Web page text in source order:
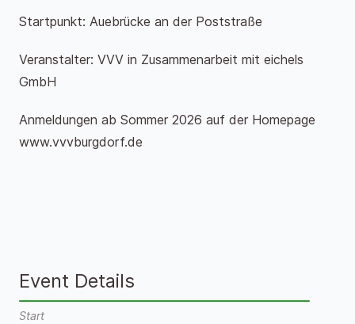
Startpunkt: Auebrücke an der Poststraße
Veranstalter: VVV in Zusammenarbeit mit eichels
GmbH
Anmeldungen ab Sommer 2026 auf der Homepage
www.vvvburgdorf.de
Event Details
Start